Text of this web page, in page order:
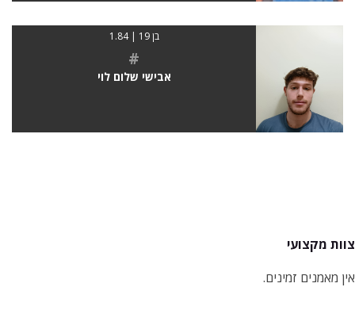
בן 19 | 1.84
#
אבישי שלום לוי
צוות מקצועי
אין מאמנים זמינים.